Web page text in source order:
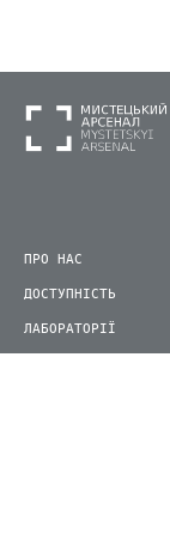
ПРО НАС
ДОСТУПНІСТЬ
ЛАБОРАТОРІЇ